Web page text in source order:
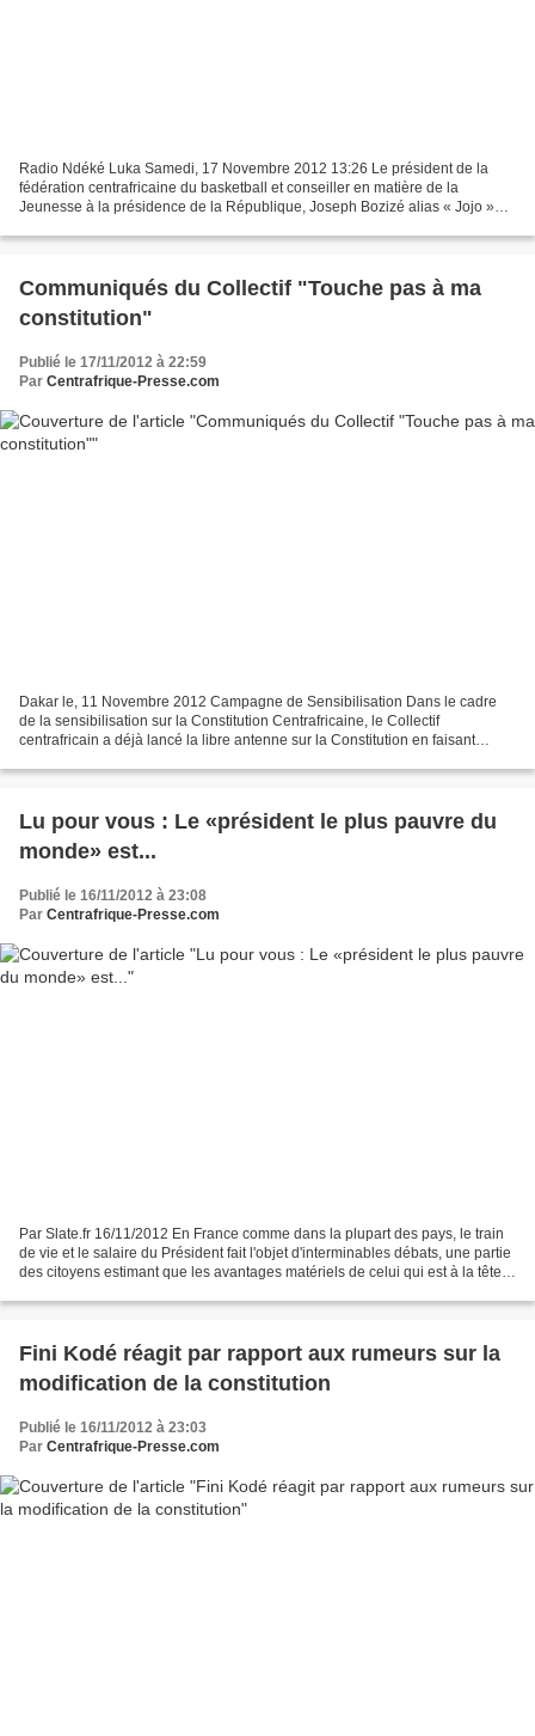
Radio Ndéké Luka Samedi, 17 Novembre 2012 13:26 Le président de la
fédération centrafricaine du basketball et conseiller en matière de la
Jeunesse à la présidence de la République, Joseph Bozizé alias « Jojo »
Communiqués du Collectif "Touche pas à ma
constitution"
Publié le 17/11/2012 à 22:59
Par Centrafrique-Presse.com
Dakar le, 11 Novembre 2012 Campagne de Sensibilisation Dans le cadre
de la sensibilisation sur la Constitution Centrafricaine, le Collectif
centrafricain a déjà lancé la libre antenne sur la Constitution en faisant
Lu pour vous : Le «président le plus pauvre du
monde» est...
Publié le 16/11/2012 à 23:08
Par Centrafrique-Presse.com
Par Slate.fr 16/11/2012 En France comme dans la plupart des pays, le train
de vie et le salaire du Président fait l'objet d'interminables débats, une partie
des citoyens estimant que les avantages matériels de celui qui est à la tête
Fini Kodé réagit par rapport aux rumeurs sur la
modification de la constitution
Publié le 16/11/2012 à 23:03
Par Centrafrique-Presse.com